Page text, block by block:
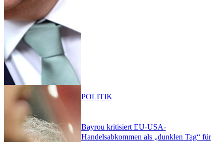
Bayrou kritisiert EU-USA-
Handelsabkommen als „dunklen Tag“ für
POLITIK